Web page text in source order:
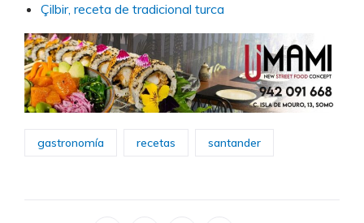
Çilbir, receta de tradicional turca
gastronomía recetas santander